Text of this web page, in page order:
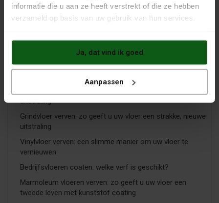
informatie die u aan ze heeft verstrekt of die ze hebben
verzameld op basis van uw gebruik van hun services.
Ja, dat vind ik goed
Aanpassen
← Oudere berichten
Recente artikelen
Anhydrietvloer verven? Dit raad ik u aan voor een goed
uitstraling
Grindvloer verven: zo geeft u uw vloer een strakke, nieuwe
uitstraling
Vinylvloer verven: een slimme manier om uw vloer te
vernieuwen
Bedrijfsvloeren coaten: welke verf is geschikt?
Marmoleum vloeren verven: zo geeft u uw vloer een
tweede leven met kunststof coating